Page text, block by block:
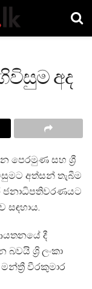
අද
පෙරමුණ සහ ශ්‍රී
අත්සන් තැබීම
ජනාධිපතිවරණයට
සඳහාය.
දී
ශ්‍රි ලංකා
වීරකුමාර